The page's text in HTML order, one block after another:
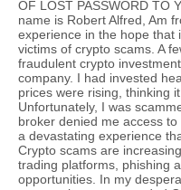
OF LOST PASSWORD TO
name is Robert Alfred, Am
experience in the hope that
victims of crypto scams. A
fraudulent crypto
company. I had invested
prices were rising, thinking
Unfortunately, I was
broker denied me access
a devastating experience
Crypto scams are
trading platforms, phishing
opportunities. In my